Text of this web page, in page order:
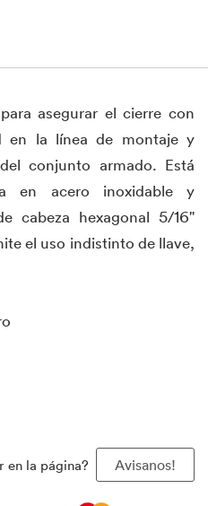
asegurar el cierre con
en la línea de montaje y
conjunto armado. Está
en acero inoxidable y
cabeza hexagonal 5/16"
el uso indistinto de llave,
en la página? Avisanos!